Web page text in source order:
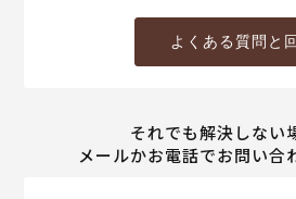
よくある質問と
それでも解決しない
メールかお電話でお問い合